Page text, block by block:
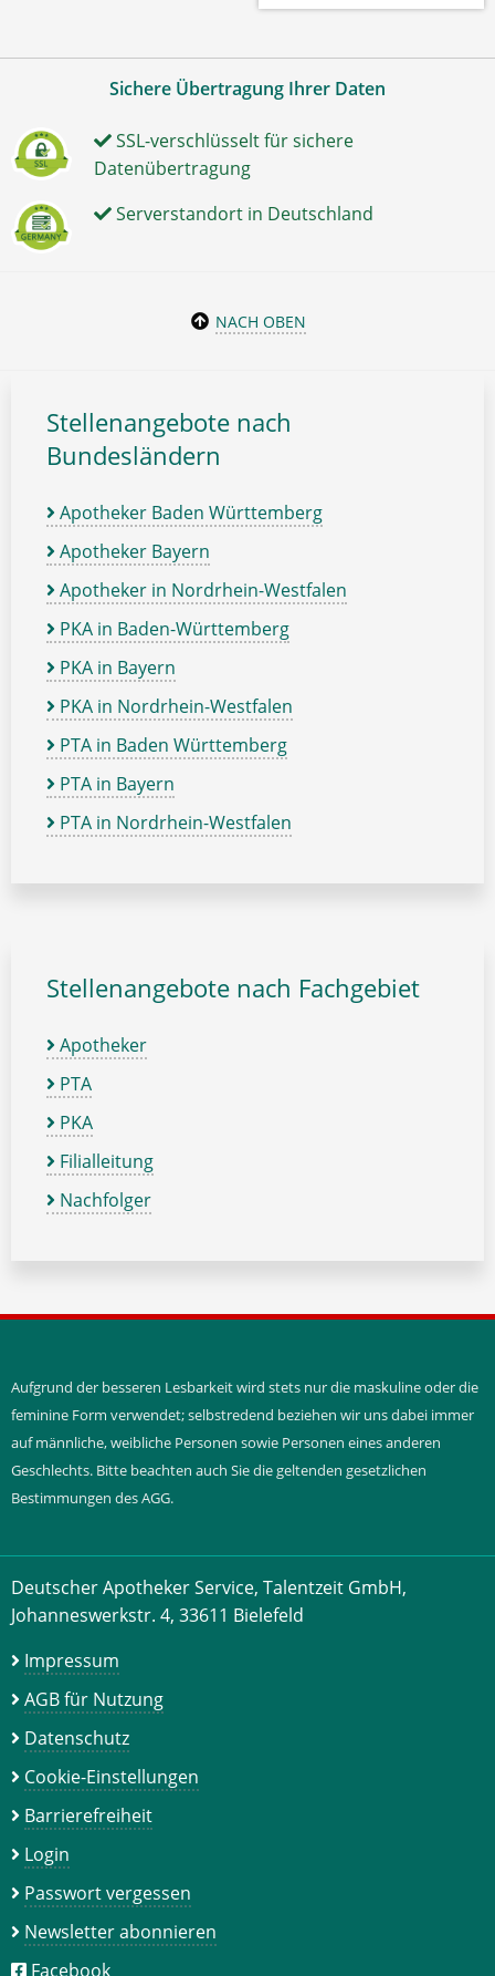
Sichere Übertragung Ihrer Daten
SSL-verschlüsselt für sichere
Datenübertragung
Serverstandort in Deutschland
NACH OBEN
Stellenangebote nach
Bundesländern
Apotheker Baden Württemberg
Apotheker Bayern
Apotheker in Nordrhein-Westfalen
PKA in Baden-Württemberg
PKA in Bayern
PKA in Nordrhein-Westfalen
PTA in Baden Württemberg
PTA in Bayern
PTA in Nordrhein-Westfalen
Stellenangebote nach Fachgebiet
Apotheker
PTA
PKA
Filialleitung
Nachfolger
Aufgrund der besseren Lesbarkeit wird stets nur die maskuline oder die
feminine Form verwendet; selbstredend beziehen wir uns dabei immer
auf männliche, weibliche Personen sowie Personen eines anderen
Geschlechts. Bitte beachten auch Sie die geltenden gesetzlichen
Bestimmungen des AGG.
Deutscher Apotheker Service, Talentzeit GmbH,
Johanneswerkstr. 4, 33611 Bielefeld
Impressum
AGB für Nutzung
Datenschutz
Cookie-Einstellungen
Barrierefreiheit
Login
Passwort vergessen
Newsletter abonnieren
Facebook